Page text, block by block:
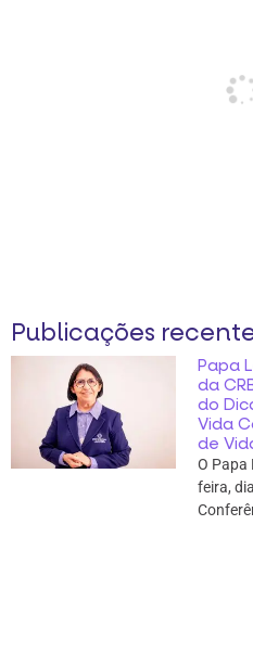
Publicações
Papa
da
do
Vida
de
O Papa
feira,